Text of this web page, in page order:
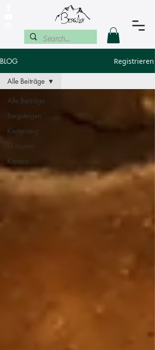
BLOG Registrieren
Alle Beiträge
Bergsteigen
Klettersteig
Skitouren
Klettern
Alle Beiträge